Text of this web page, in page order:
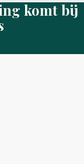
komt bij